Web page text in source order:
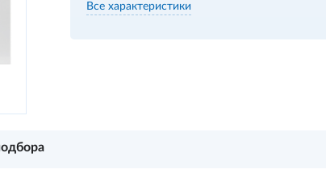
Все характеристики